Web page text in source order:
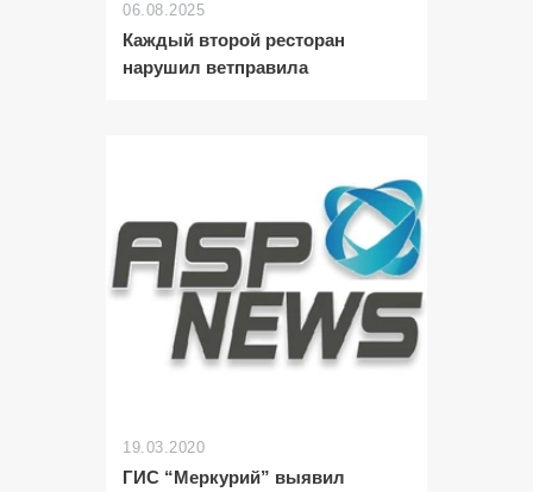
06.08.2025
Каждый второй ресторан
нарушил ветправила
19.03.2020
ГИС “Меркурий” выявил